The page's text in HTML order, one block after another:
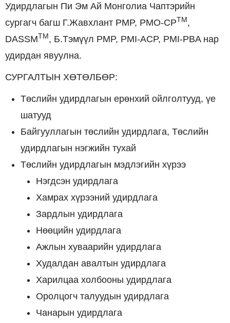
Удирдлагын Пи Эм Ай Монголиа Чаптэрийн
сургагч багш Г.Жавхлант PMP, PMO-CPTM ,
DASSMTM , Б.Тэмүүл PMP, PMI-ACP, PMI-PBA нар
удирдан явуулна.
СУРГАЛТЫН ХӨТӨЛБӨР:
Төслийн удирдлагын ерөнхий ойлголтууд, үе
шатууд
Байгууллагын төслийн удирдлага, Төслийн
удирдлагын нэгжийн тухай
Төслийн удирдлагын мэдлэгийн хүрээ
Нэгдсэн удирдлага
Хамрах хүрээний удирдлага
Зардлын удирдлага
Нөөцийн удирдлага
Ажлын хуваарийн удирдлага
Худалдан авалтын удирдлага
Харилцаа холбооны удирдлага
Оролцогч талуудын удирдлага
Чанарын удирдлага